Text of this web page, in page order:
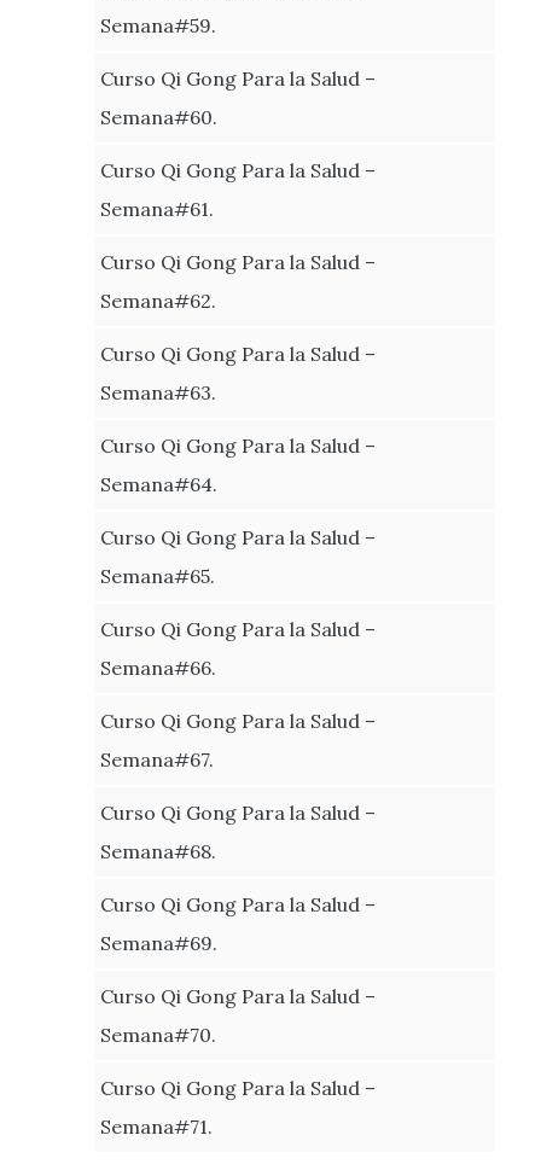
Semana#59.
Curso Qi Gong Para la Salud –
Semana#60.
Curso Qi Gong Para la Salud –
Semana#61.
Curso Qi Gong Para la Salud –
Semana#62.
Curso Qi Gong Para la Salud –
Semana#63.
Curso Qi Gong Para la Salud –
Semana#64.
Curso Qi Gong Para la Salud –
Semana#65.
Curso Qi Gong Para la Salud –
Semana#66.
Curso Qi Gong Para la Salud –
Semana#67.
Curso Qi Gong Para la Salud –
Semana#68.
Curso Qi Gong Para la Salud –
Semana#69.
Curso Qi Gong Para la Salud –
Semana#70.
Curso Qi Gong Para la Salud –
Semana#71.